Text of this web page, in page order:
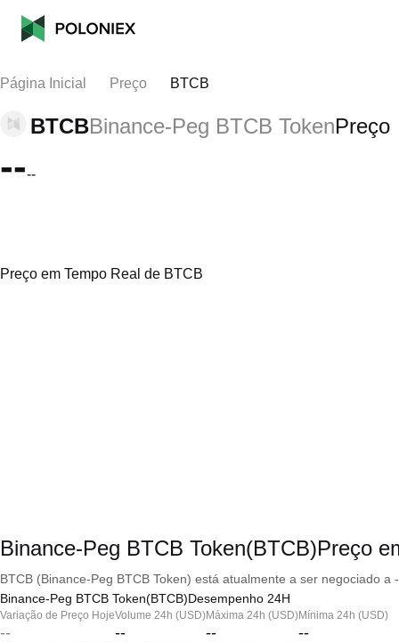
Página Inicial Preço BTCB
BTCBBinance-Peg BTCB TokenPreço
----
Preço em Tempo Real de BTCB
Binance-Peg BTCB Token(BTCB)Preço
BTCB (Binance-Peg BTCB Token) está atualmente a ser negociado
Binance-Peg BTCB Token(BTCB)Desempenho 24H
Variação de Preço Hoje
--
Volume 24h (USD)
--
Máxima 24h (USD)
--
Mínima 24h (USD)
--